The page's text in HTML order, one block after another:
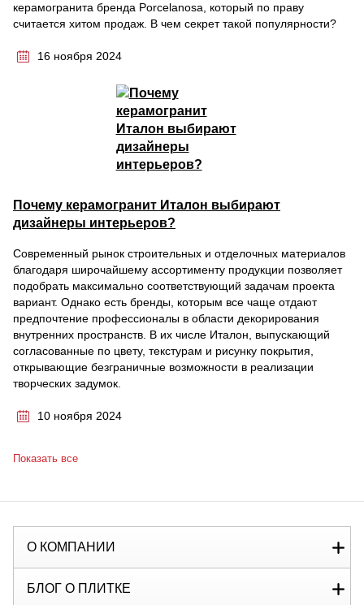
керамогранита бренда Porcelanosa, который по праву
считается хитом продаж. В чем секрет такой популярности?
16 ноября 2024
Почему керамогранит Италон выбирают
дизайнеры интерьеров?
Современный рынок строительных и отделочных материалов
благодаря широчайшему ассортименту продукции позволяет
подобрать максимально соответствующий задачам проекта
вариант. Однако есть бренды, которым все чаще отдают
предпочтение профессионалы в области декорирования
внутренних пространств. В их числе Италон, выпускающий
согласованные по цвету, текстурам и рисунку покрытия,
открывающие безграничные возможности в реализации
творческих задумок.
10 ноября 2024
Показать все
О КОМПАНИИ
БЛОГ О ПЛИТКЕ